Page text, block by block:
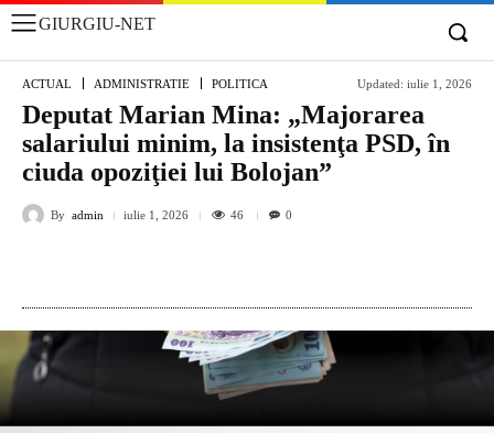
GIURGIU-NET
ACTUAL ADMINISTRATIE POLITICA Updated: iulie 1, 2026
Deputat Marian Mina: „Majorarea
salariului minim, la insistenţa PSD, în
ciuda opoziţiei lui Bolojan”
By admin iulie 1, 2026 46 0